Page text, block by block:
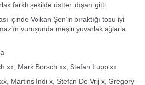
farklı şekilde üstten dışarı gitti.
içinde Volkan Şen’in bıraktığı topu iyi
vuruşunda meşin yuvarlak ağlarla
xx, Mark Borsch xx, Stefan Lupp xx
Martins Indi x, Stefan De Vrij x, Gregory